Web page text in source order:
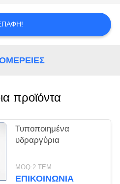
προϊόντα
Τυποποιημένα
υδραργύρια
MOQ:2 ΤΕΜ
ΕΠΙΚΟΙΝΩΝΊΑ